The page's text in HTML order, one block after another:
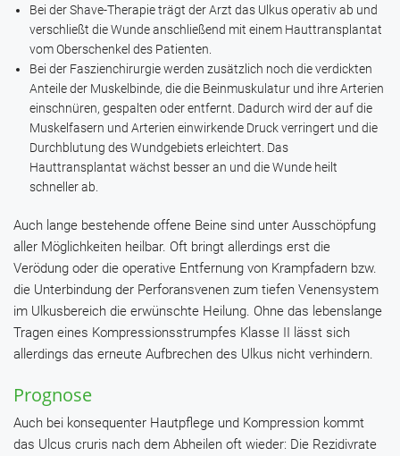
Bei der Shave-Therapie trägt der Arzt das Ulkus operativ ab und
verschließt die Wunde anschließend mit einem Hauttransplantat
vom Oberschenkel des Patienten.
Bei der Faszienchirurgie werden zusätzlich noch die verdickten
Anteile der Muskelbinde, die die Beinmuskulatur und ihre Arterien
einschnüren, gespalten oder entfernt. Dadurch wird der auf die
Muskelfasern und Arterien einwirkende Druck verringert und die
Durchblutung des Wundgebiets erleichtert. Das
Hauttransplantat wächst besser an und die Wunde heilt
schneller ab.
Auch lange bestehende offene Beine sind unter Ausschöpfung
aller Möglichkeiten heilbar. Oft bringt allerdings erst die
Verödung oder die operative Entfernung von Krampfadern bzw.
die Unterbindung der Perforansvenen zum tiefen Venensystem
im Ulkusbereich die erwünschte Heilung. Ohne das lebenslange
Tragen eines Kompressionsstrumpfes Klasse II lässt sich
allerdings das erneute Aufbrechen des Ulkus nicht verhindern.
Prognose
Auch bei konsequenter Hautpflege und Kompression kommt
das Ulcus cruris nach dem Abheilen oft wieder: Die Rezidivrate